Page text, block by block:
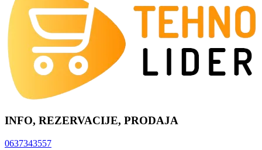
INFO, REZERVACIJE, PRODAJA
0637343557